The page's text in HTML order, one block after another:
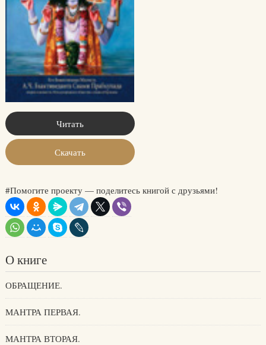
Читать
Скачать
#Помогите проекту — поделитесь книгой с друзьями!
О книге
ОБРАЩЕНИЕ.
МАНТРА ПЕРВАЯ.
МАНТРА ВТОРАЯ.